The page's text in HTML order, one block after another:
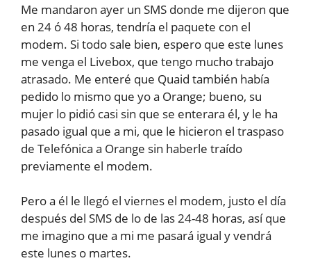
Me mandaron ayer un SMS donde me dijeron que
en 24 ó 48 horas, tendría el paquete con el
modem. Si todo sale bien, espero que este lunes
me venga el Livebox, que tengo mucho trabajo
atrasado. Me enteré que Quaid también había
pedido lo mismo que yo a Orange; bueno, su
mujer lo pidió casi sin que se enterara él, y le ha
pasado igual que a mi, que le hicieron el traspaso
de Telefónica a Orange sin haberle traído
previamente el modem.
Pero a él le llegó el viernes el modem, justo el día
después del SMS de lo de las 24-48 horas, así que
me imagino que a mi me pasará igual y vendrá
este lunes o martes.